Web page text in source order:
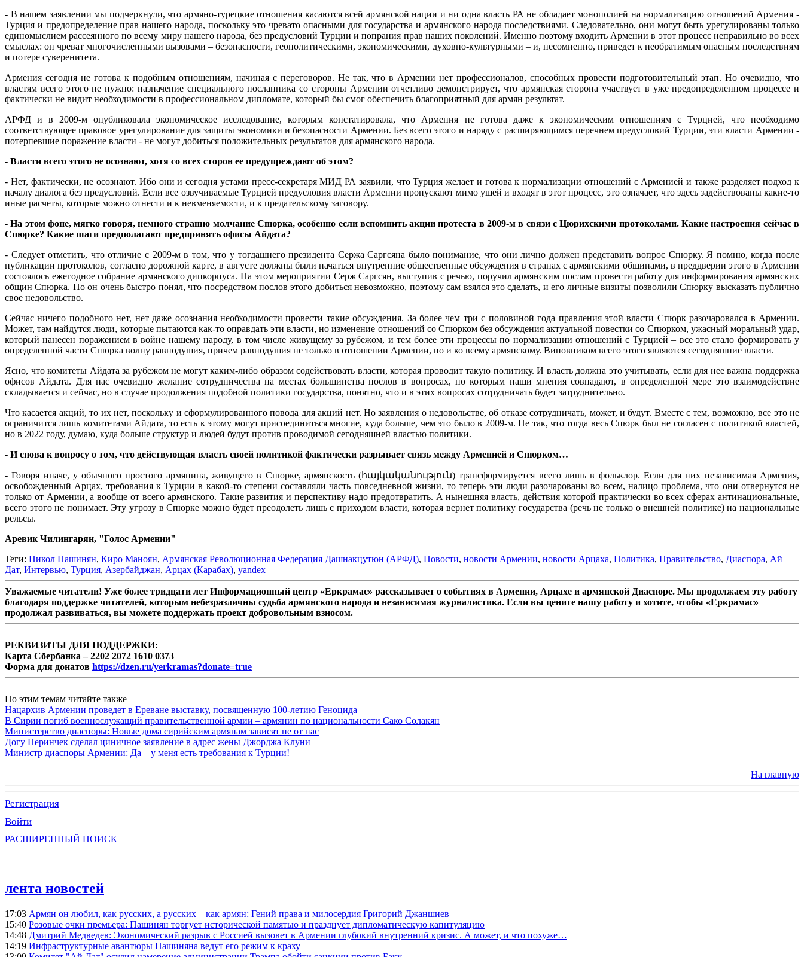
- В нашем заявлении мы подчеркнули, что армяно-турецкие отношения касаются всей армянской нации и ни одна власть РА не обладает монополией на нормализацию отношений Армения -
Турция и предопределение прав нашего народа, поскольку это чревато опасными для государства и армянского народа последствиями. Следовательно, они могут быть урегулированы только
единомыслием рассеянного по всему миру нашего народа, без предусловий Турции и попрания прав наших поколений. Именно поэтому входить Армении в этот процесс неправильно во всех
смыслах: он чреват многочисленными вызовами – безопасности, геополитическими, экономическими, духовно-культурными – и, несомненно, приведет к необратимым опасным последствиям
и потере суверенитета.
Армения сегодня не готова к подобным отношениям, начиная с переговоров. Не так, что в Армении нет профессионалов, способных провести подготовительный этап. Но очевидно, что
властям всего этого не нужно: назначение специального посланника со стороны Армении отчетливо демонстрирует, что армянская сторона участвует в уже предопределенном процессе и
фактически не видит необходимости в профессиональном дипломате, который бы смог обеспечить благоприятный для армян результат.
АРФД и в 2009-м опубликовала экономическое исследование, которым констатировала, что Армения не готова даже к экономическим отношениям с Турцией, что необходимо
соответствующее правовое урегулирование для защиты экономики и безопасности Армении. Без всего этого и наряду с расширяющимся перечнем предусловий Турции, эти власти Армении -
потерпевшие поражение власти - не могут добиться положительных результатов для армянского народа.
- Власти всего этого не осознают, хотя со всех сторон ее предупреждают об этом?
- Нет, фактически, не осознают. Ибо они и сегодня устами пресс-секретаря МИД РА заявили, что Турция желает и готова к нормализации отношений с Арменией и также разделяет подход к
началу диалога без предусловий. Если все озвучиваемые Турцией предусловия власти Армении пропускают мимо ушей и входят в этот процесс, это означает, что здесь задействованы какие-то
иные расчеты, которые можно отнести и к невменяемости, и к предательскому заговору.
- На этом фоне, мягко говоря, немного странно молчание Спюрка, особенно если вспомнить акции протеста в 2009-м в связи с Цюрихскими протоколами. Какие настроения сейчас в
Спюрке? Какие шаги предполагают предпринять офисы Айдата?
- Следует отметить, что отличие с 2009-м в том, что у тогдашнего президента Сержа Саргсяна было понимание, что они лично должен представить вопрос Спюрку. Я помню, когда после
публикации протоколов, согласно дорожной карте, в августе должны были начаться внутренние общественные обсуждения в странах с армянскими общинами, в преддверии этого в Армении
состоялось ежегодное собрание армянского дипкорпуса. На этом мероприятии Серж Саргсян, выступив с речью, поручил армянским послам провести работу для информирования армянских
общин Спюрка. Но он очень быстро понял, что посредством послов этого добиться невозможно, поэтому сам взялся это сделать, и его личные визиты позволили Спюрку высказать публично
свое недовольство.
Сейчас ничего подобного нет, нет даже осознания необходимости провести такие обсуждения. За более чем три с половиной года правления этой власти Спюрк разочаровался в Армении.
Может, там найдутся люди, которые пытаются как-то оправдать эти власти, но изменение отношений со Спюрком без обсуждения актуальной повестки со Спюрком, ужасный моральный удар,
который нанесен поражением в войне нашему народу, в том числе живущему за рубежом, и тем более эти процессы по нормализации отношений с Турцией – все это стало формировать у
определенной части Спюрка волну равнодушия, причем равнодушия не только в отношении Армении, но и ко всему армянскому. Виновником всего этого являются сегодняшние власти.
Ясно, что комитеты Айдата за рубежом не могут каким-либо образом содействовать власти, которая проводит такую политику. И власть должна это учитывать, если для нее важна поддержка
офисов Айдата. Для нас очевидно желание сотрудничества на местах большинства послов в вопросах, по которым наши мнения совпадают, в определенной мере это взаимодействие
складывается и сейчас, но в случае продолжения подобной политики государства, понятно, что и в этих вопросах сотрудничать будет затруднительно.
Что касается акций, то их нет, поскольку и сформулированного повода для акций нет. Но заявления о недовольстве, об отказе сотрудничать, может, и будут. Вместе с тем, возможно, все это не
ограничится лишь комитетами Айдата, то есть к этому могут присоединиться многие, куда больше, чем это было в 2009-м. Не так, что тогда весь Спюрк был не согласен с политикой властей,
но в 2022 году, думаю, куда больше структур и людей будут против проводимой сегодняшней властью политики.
- И снова к вопросу о том, что действующая власть своей политикой фактически разрывает связь между Арменией и Спюрком…
- Говоря иначе, у обычного простого армянина, живущего в Спюрке, армянскость (հայկականություն) трансформируется всего лишь в фольклор. Если для них независимая Армения,
освобожденный Арцах, требования к Турции в какой-то степени составляли часть повседневной жизни, то теперь эти люди разочарованы во всем, налицо проблема, что они отвернутся не
только от Армении, а вообще от всего армянского. Такие развития и перспективу надо предотвратить. А нынешняя власть, действия которой практически во всех сферах антинациональные,
всего этого не понимает. Эту угрозу в Спюрке можно будет преодолеть лишь с приходом власти, которая вернет политику государства (речь не только о внешней политике) на национальные
рельсы.
Аревик Чилингарян, "Голос Армении"
Теги: Никол Пашинян, Киро Маноян, Армянская Революционная Федерация Дашнакцутюн (АРФД), Новости, новости Армении, новости Арцаха, Политика, Правительство, Диаспора, Ай
Дат, Интервью, Турция, Азербайджан, Арцах (Карабах), yandex
Уважаемые читатели! Уже более тридцати лет Информационный центр «Еркрамас» рассказывает о событиях в Армении, Арцахе и армянской Диаспоре. Мы продолжаем эту работу
благодаря поддержке читателей, которым небезразличны судьба армянского народа и независимая журналистика. Если вы цените нашу работу и хотите, чтобы «Еркрамас»
продолжал развиваться, вы можете поддержать проект добровольным взносом.
РЕКВИЗИТЫ ДЛЯ ПОДДЕРЖКИ:
Карта Сбербанка – 2202 2072 1610 0373
Форма для донатов https://dzen.ru/yerkramas?donate=true
По этим темам читайте также
Нацархив Армении проведет в Ереване выставку, посвященную 100-летию Геноцида
В Сирии погиб военнослужащий правительственной армии – армянин по национальности Сако Солакян
Министерство диаспоры: Новые дома сирийским армянам зависят не от нас
Догу Перинчек сделал циничное заявление в адрес жены Джорджа Клуни
Министр диаспоры Армении: Да – у меня есть требования к Турции!
На главную
Регистрация
Войти
РАСШИРЕННЫЙ ПОИСК
лента новостей
17:03 Армян он любил, как русских, а русских – как армян: Гений права и милосердия Григорий Джаншиев
15:40 Розовые очки премьера: Пашинян торгует исторической памятью и празднует дипломатическую капитуляцию
14:48 Дмитрий Медведев: Экономический разрыв с Россией вызовет в Армении глубокий внутренний кризис. А может, и что похуже…
14:19 Инфраструктурные авантюры Пашиняна ведут его режим к краху